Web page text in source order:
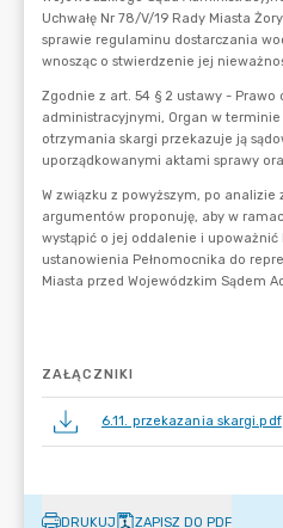
ZAŁĄCZNIKI
6.11. przekazania skargi.pdf
DRUKUJ ZAPISZ DO PDF